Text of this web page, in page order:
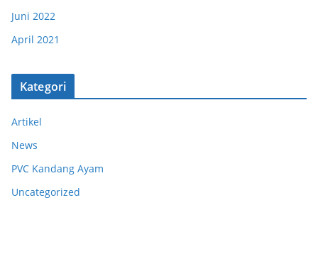
Juni 2022
April 2021
Kategori
Artikel
News
PVC Kandang Ayam
Uncategorized